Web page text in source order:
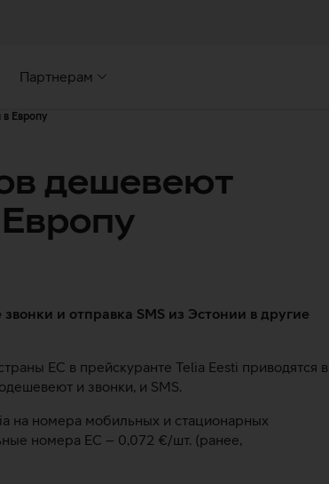
Партнерам
Европу
дешевеют
и отправка SMS из Эстонии в другие
ЕС в прейскуранте Telia Eesti приводятся в
и звонки, и SMS.
на номера мобильных и стационарных
номера ЕС – 0,072 €/шт. (ранее,